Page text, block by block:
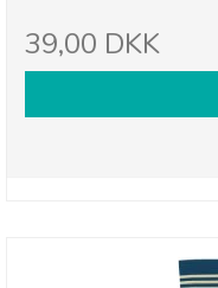
39,00 DKK